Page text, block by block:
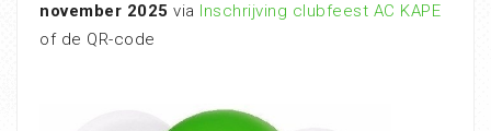
november 2025 via Inschrijving clubfeest AC KAPE
of de QR-code